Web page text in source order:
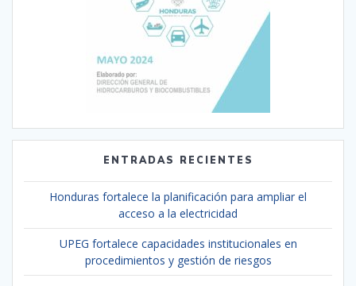
ENTRADAS RECIENTES
Honduras fortalece la planificación para ampliar el
acceso a la electricidad
UPEG fortalece capacidades institucionales en
procedimientos y gestión de riesgos